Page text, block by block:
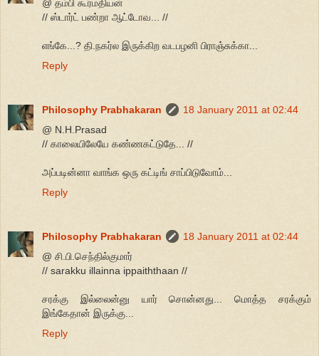
@ தம்பி கூர்மதியன்
// ஸ்டார்ட் பண்றா ஆட்டோவ... //
எங்கே...? தி.நகர்ல இருக்கிற வடபழனி பிராஞ்சுக்கா...
Reply
Philosophy Prabhakaran
18 January 2011 at 02:44
@ N.H.Prasad
// காலையிலேயே கண்ணகட்டுதே... //
அப்படின்னா வாங்க ஒரு கட்டிங் சாப்பிடுவோம்...
Reply
Philosophy Prabhakaran
18 January 2011 at 02:44
@ சி.பி.செந்தில்குமார்
// sarakku illainna ippaiththaan //
சரக்கு இல்லைன்னு யார் சொன்னது... மொத்த சரக்கும்
இங்கேதான் இருக்கு...
Reply